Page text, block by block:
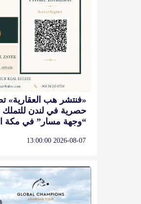
«فنتشر هب العقارية»
حصرية في لندن للتملك
“وجهة مسار” في مكة
2026-08-07 13:00:00